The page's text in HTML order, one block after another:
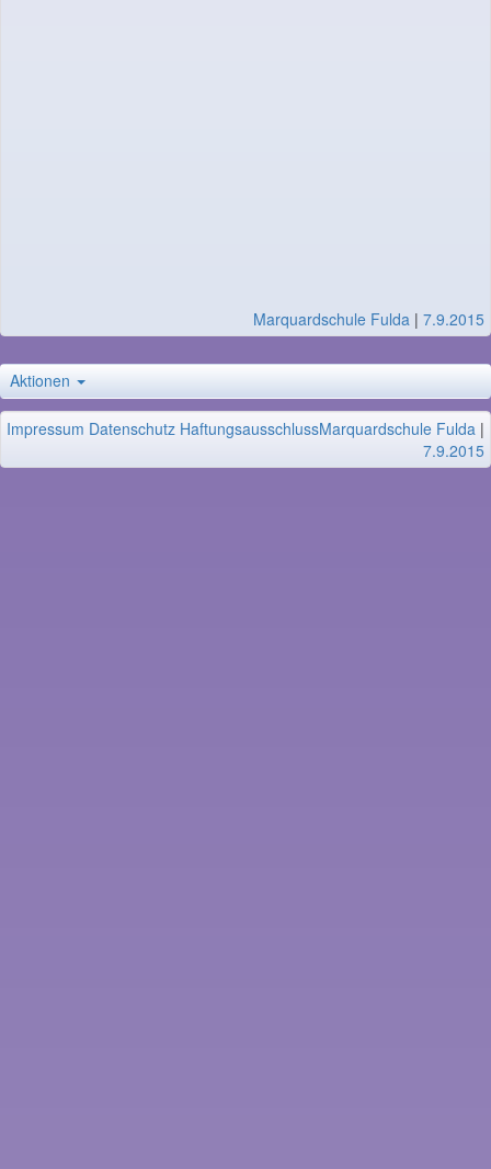
Marquardschule Fulda | 7.9.2015
Aktionen
Impressum Datenschutz HaftungsausschlussMarquardschule Fulda |
7.9.2015